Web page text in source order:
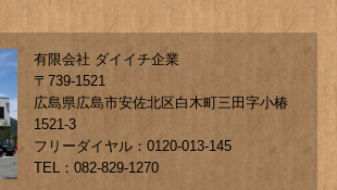
有限会社 ダイイチ企業
〒739-1521
広島県広島市安佐北区白木町三田字小椿
1521-3
フリーダイヤル：0120-013-145
TEL：082-829-1270